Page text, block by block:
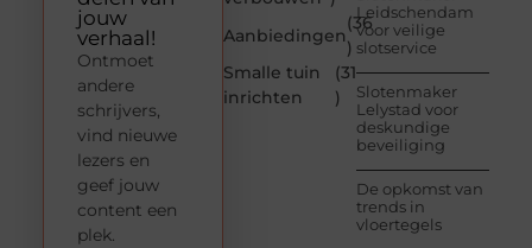
Aanbiedingen
(36
)
Smalle tuin
inrichten
(31
)
Leidschendam
voor veilige
slotservice
Slotenmaker
Lelystad voor
deskundige
beveiliging
De opkomst van
trends in
vloertegels
jouw
verhaal!
Ontmoet
andere
schrijvers,
vind nieuwe
lezers en
geef jouw
content een
plek.